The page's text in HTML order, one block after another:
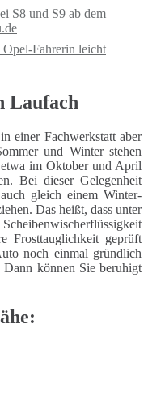
S8 und S9 ab dem
Fahrerin leicht
Laufach
einer Fachwerkstatt aber
und Winter stehen
im Oktober und April
Bei dieser Gelegenheit
gleich einem Winter-
Das heißt, dass unter
Frosttauglichkeit geprüft
noch einmal gründlich
Dann können Sie beruhigt